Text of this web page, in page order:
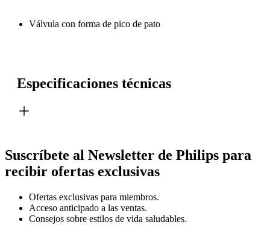
Válvula con forma de pico de pato
Especificaciones técnicas
Suscríbete al Newsletter de Philips para
recibir ofertas exclusivas
Ofertas exclusivas para miembros.
Acceso anticipado a las ventas.
Consejos sobre estilos de vida saludables.